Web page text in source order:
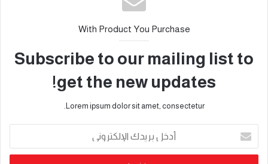
With Product You Purchase
Subscribe to our mailing list to
get the new updates!
Lorem ipsum dolor sit amet, consectetur.